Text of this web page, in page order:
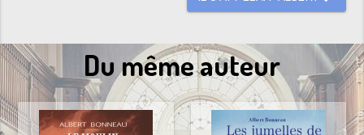
Du même auteur